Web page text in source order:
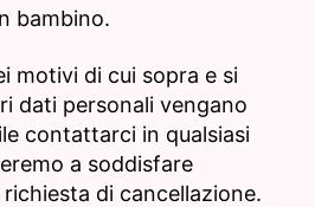
bambino.
motivi di cui sopra e si
dati personali vengano
contattarci in qualsiasi
a soddisfare
di cancellazione.